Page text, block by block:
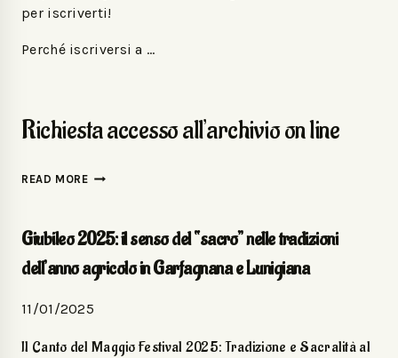
per iscriverti!
Perché iscriversi a …
Richiesta accesso all’archivio on line
READ MORE
Giubileo 2025: il senso del “sacro” nelle tradizioni
dell’anno agricolo in Garfagnana e Lunigiana
11/01/2025
Il Canto del Maggio Festival 2025: Tradizione e Sacralità al